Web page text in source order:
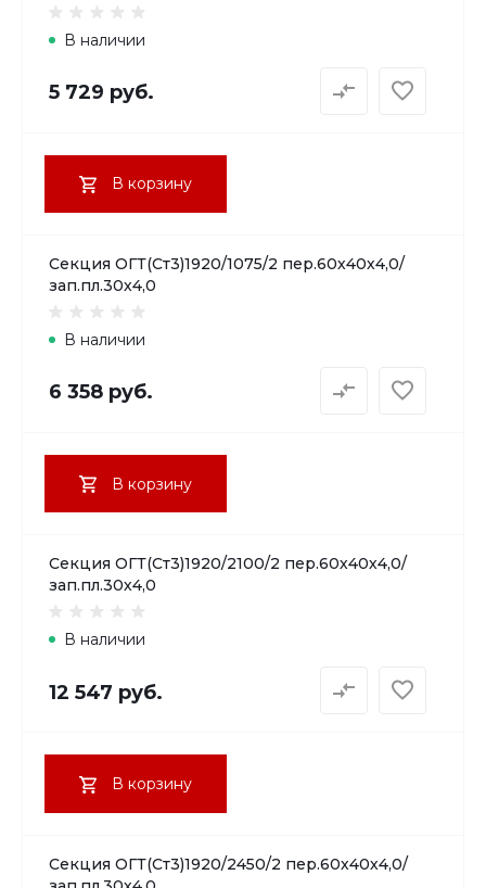
В наличии
5 729 руб.
В корзину
Секция ОГТ(Ст3)1920/1075/2 пер.60х40х4,0/
зап.пл.30х4,0
В наличии
6 358 руб.
В корзину
Секция ОГТ(Ст3)1920/2100/2 пер.60х40х4,0/
зап.пл.30х4,0
В наличии
12 547 руб.
В корзину
Секция ОГТ(Ст3)1920/2450/2 пер.60х40х4,0/